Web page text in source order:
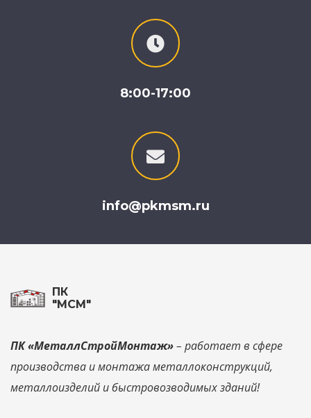
8:00-17:00
info@pkmsm.ru
ПК
"МСМ"
ПК «МеталлСтройМонтаж»– работает в сфере
производства и монтажа металлоконструкций,
металлоизделий и быстровозводимых зданий!